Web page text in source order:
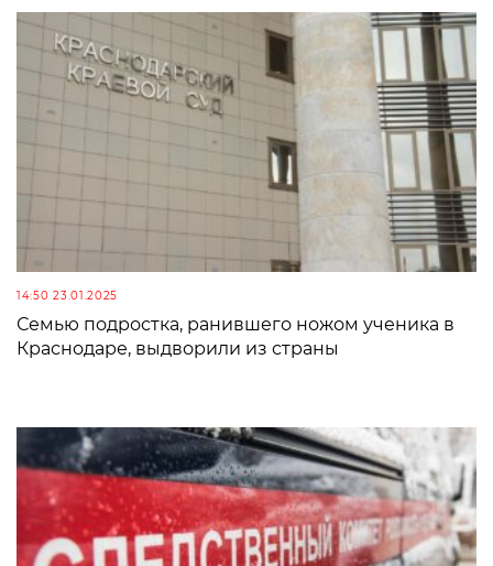
14:50 23.01.2025
Семью подростка, ранившего ножом ученика в
Краснодаре, выдворили из страны